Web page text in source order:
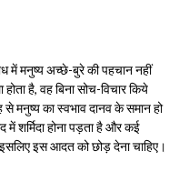
में मनुष्य अच्छे-बुरे की पहचान नहीं
है, वह बिना सोच-विचार किये
मनुष्य का स्वभाव दानव के समान हो
में शर्मिदा होना पड़ता है और कई
इस आदत को छोड़ देना चाहिए।